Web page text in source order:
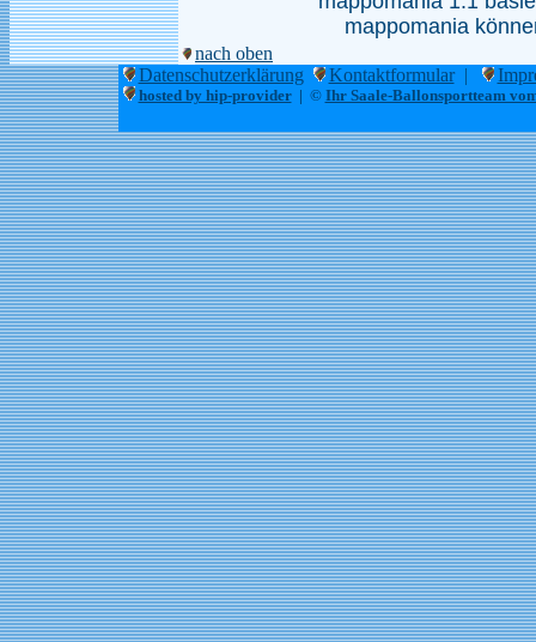
mappomania
nach oben
Datenschutzerklärung
Kontaktformular |
hosted by hip-provider| © Ihr Saale-Ballonsportteam